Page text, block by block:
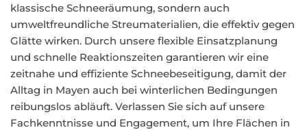
klassische Schneeräumung, sondern auch
umweltfreundliche Streumaterialien, die effektiv gegen
Glätte wirken. Durch unsere flexible Einsatzplanung
und schnelle Reaktionszeiten garantieren wir eine
zeitnahe und effiziente Schneebeseitigung, damit der
Alltag in Mayen auch bei winterlichen Bedingungen
reibungslos abläuft. Verlassen Sie sich auf unsere
Fachkenntnisse und Engagement, um Ihre Flächen in